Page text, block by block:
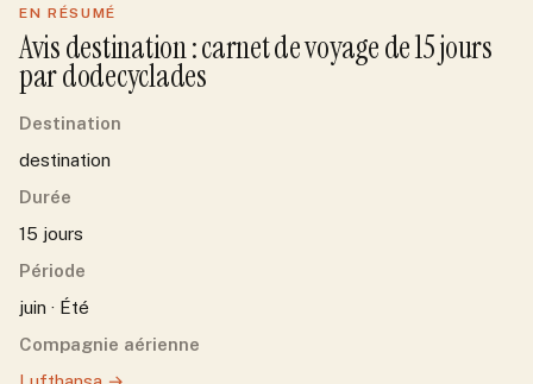
EN RÉSUMÉ
Avisdestination: carnet de voyage de15jours
pardodecyclades
Destination
destination
Durée
15 jours
Période
juin · Été
Compagnie aérienne